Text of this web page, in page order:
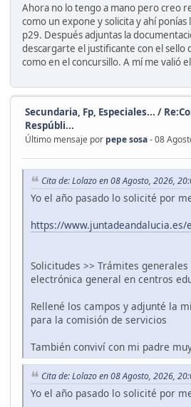
Ahora no lo tengo a mano pero creo
como un expone y solicita y ahí
p29. Después adjuntas la
descargarte el justificante con el sello
como en el concursillo. A mí me valió
Secundaria, Fp, Especiales... /
Respúbli...
Último mensaje por pepe sosa- 08
Cita de: Lolazo en 08 Agosto, 2026,
Yo el año pasado lo solicité por
https://
Solicitudes >> Trámites
electrónica general en centros
Rellené los campos y adjunté la
para la comisión de servicios
También conviví con mi padre
Cita de: Lolazo en 08 Agosto, 2026,
Yo el año pasado lo solicité por